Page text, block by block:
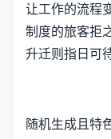
让工作的流程
制度的旅客拒
升迁则指日可待
随机生成且特